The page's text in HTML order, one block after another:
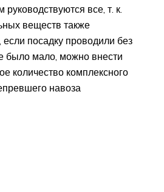
все, т. к.
веществ также
посадку проводили без
было мало, можно внести
количество комплексного
навоза